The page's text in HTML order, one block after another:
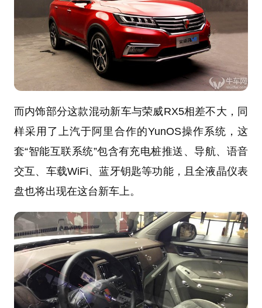
而内饰部分这款混动新车与荣威RX5相差不大，同
样采用了上汽于阿里合作的YunOS操作系统，这
套“智能互联系统”包含有充电桩推送、导航、语音
交互、车载WiFi、蓝牙钥匙等功能，且全液晶仪表
盘也将出现在这台新车上。